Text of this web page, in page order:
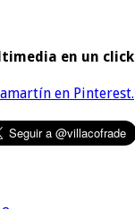
en un click
en Pinterest.